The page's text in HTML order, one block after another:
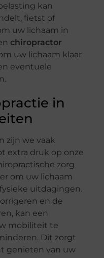
kan
fietst of
uw lichaam in
chiropractor
uw lichaam klaar
eventuele
in
zijn we vaak
extra druk op onze
zorg
om uw lichaam
uitdagingen.
en de
kan een
mobiliteit te
Dit zorgt
genieten van uw